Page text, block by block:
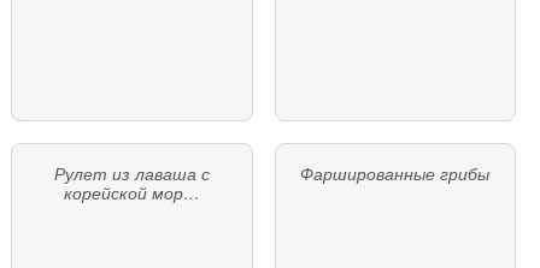
Рулет из лаваша с
корейской мор…
Фаршированные грибы